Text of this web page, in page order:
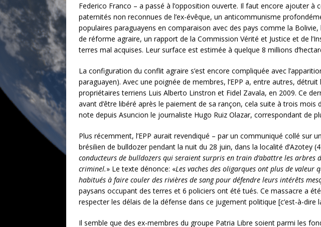
Federico Franco – a passé à l’opposition ouverte. Il faut encore ajouter
paternités non reconnues de l’ex-évêque, un anticommunisme
populaires paraguayens en comparaison avec des pays comme la Bolivie,
de réforme agraire, un rapport de la Commission Vérité et Justice et de
terres mal acquises. Leur surface est estimée à quelque 8 millions
La configuration du conflit agraire s’est encore compliquée avec
paraguayen). Avec une poignée de membres, l’EPP a, entre autres,
propriétaires terriens Luis Alberto Linstron et Fidel Zavala, en 2009. Ce
avant d’être libéré après le paiement de sa rançon, cela suite à trois mois
note depuis Asuncion le journaliste Hugo Ruiz Olazar, correspondant de
Plus récemment, l’EPP aurait revendiqué – par un communiqué collé sur
brésilien de bulldozer pendant la nuit du 28 juin, dans la localité d’Azotey
conducteurs de bulldozers qui seraient surpris en train d’abattre les
criminel.» Le texte dénonce: «Les vaches des oligarques ont plus de valeur
habitués à faire couler des rivières de sang pour défendre leurs intérêts
paysans occupant des terres et 6 policiers ont été tués. Ce massacre a
respecter les délais de la défense dans ce jugement politique [c’est-à-
Il semble que des ex-membres du groupe Patria Libre soient parmi les